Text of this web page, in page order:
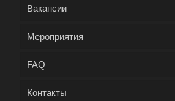
Вакансии
Мероприятия
FAQ
Контакты